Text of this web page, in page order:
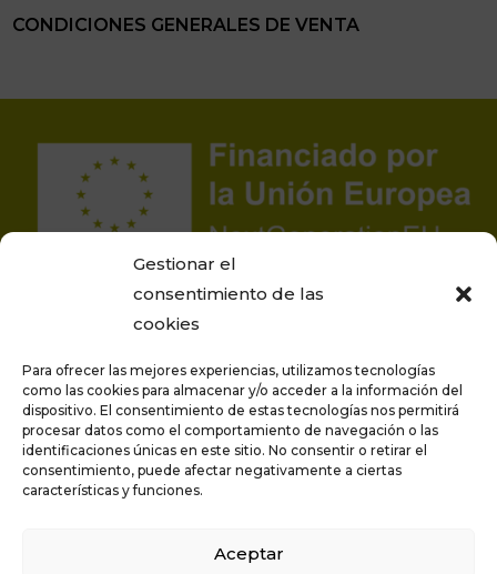
Gestionar el
consentimiento de las
cookies
Para ofrecer las mejores experiencias, utilizamos tecnologías
como las cookies para almacenar y/o acceder a la información del
dispositivo. El consentimiento de estas tecnologías nos permitirá
procesar datos como el comportamiento de navegación o las
identificaciones únicas en este sitio. No consentir o retirar el
consentimiento, puede afectar negativamente a ciertas
características y funciones.
Aceptar
CONDICIONES GENERALES DE VENTA
Proyecto financiado por la Unión Europea –
NextGenerationEU
Privacidad